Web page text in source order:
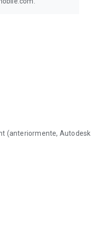
(anteriormente, Autodesk